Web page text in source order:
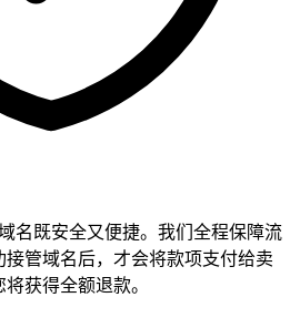
名既安全又便捷。我们全程保障流
管域名后，才会将款项支付给卖
获得全额退款。